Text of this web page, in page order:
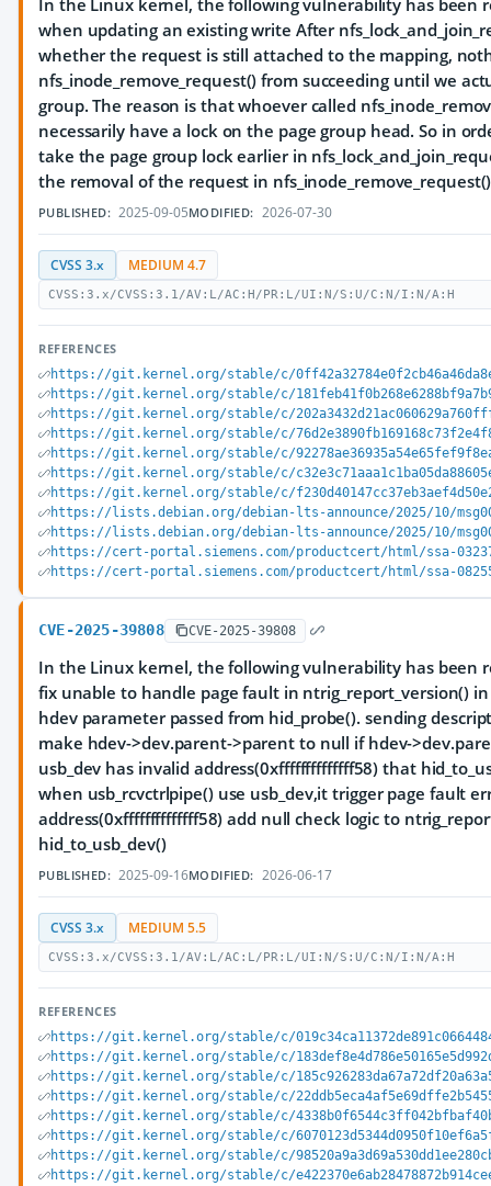
In the Linux kernel, the following vulnerability has been
when updating an existing write After
whether the request is still attached to the mapping,
nfs_inode_remove_request() from succeeding until we
group. The reason is that whoever called
necessarily have a lock on the page group head. So in
take the page group lock earlier in
the removal of the request in
PUBLISHED: 2025-09-05MODIFIED: 2026-07-30
CVSS 3.x MEDIUM 4.7
CVSS:3.x/CVSS:3.1/AV:L/AC:H/PR:L/UI:N/S:U/C:N/I:N/A:H
REFERENCES
https://git.kernel.org/stable/c/
https://git.kernel.org/stable/c/
https://git.kernel.org/stable/c/
https://git.kernel.org/stable/c/
https://git.kernel.org/stable/c/
https://git.kernel.org/stable/c/
https://git.kernel.org/stable/c/
https://lists.debian.org/debian-lts-announce/2025/10/
https://lists.debian.org/debian-lts-announce/2025/10/
https://cert-portal.siemens.com/productcert/html/ssa-
https://cert-portal.siemens.com/productcert/html/ssa-
CVE-2025-39808 CVE-2025-39808
In the Linux kernel, the following vulnerability has been
fix unable to handle page fault in ntrig_report_version()
hdev parameter passed from hid_probe(). sending
make hdev->dev.parent->parent to null if hdev-
usb_dev has invalid address(0xffffffffffffff58) that
when usb_rcvctrlpipe() use usb_dev,it trigger page fault
address(0xffffffffffffff58) add null check logic to
hid_to_usb_dev()
PUBLISHED: 2025-09-16MODIFIED: 2026-06-17
CVSS 3.x MEDIUM 5.5
CVSS:3.x/CVSS:3.1/AV:L/AC:L/PR:L/UI:N/S:U/C:N/I:N/A:H
REFERENCES
https://git.kernel.org/stable/c/
https://git.kernel.org/stable/c/
https://git.kernel.org/stable/c/
https://git.kernel.org/stable/c/
https://git.kernel.org/stable/c/
https://git.kernel.org/stable/c/
https://git.kernel.org/stable/c/
https://git.kernel.org/stable/c/